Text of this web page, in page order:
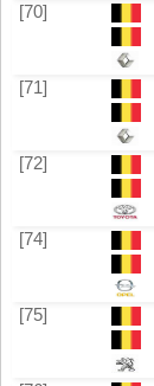
[70]
[71]
[72]
[74]
[75]